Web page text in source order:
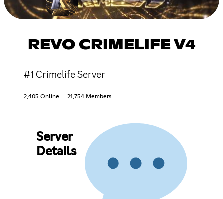
REVO CRIMELIFE V4
#1 Crimelife Server
2,405 Online 21,754 Members
Server
Details